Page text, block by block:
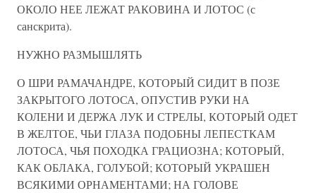
ОКОЛО НЕЕ ЛЕЖАТ РАКОВИНА И ЛОТОС (с
санскрита).
НУЖНО РАЗМЫШЛЯТЬ
О ШРИ РАМАЧАНДРЕ, КОТОРЫЙ СИДИТ В ПОЗЕ
ЗАКРЫТОГО ЛОТОСА, ОПУСТИВ РУКИ НА
КОЛЕНИ И ДЕРЖА ЛУК И СТРЕЛЫ, КОТОРЫЙ ОДЕТ
В ЖЕЛТОЕ, ЧЬИ ГЛАЗА ПОДОБНЫ ЛЕПЕСТКАМ
ЛОТОСА, ЧЬЯ ПОХОДКА ГРАЦИОЗНА; КОТОРЫЙ,
КАК ОБЛАКА, ГОЛУБОЙ; КОТОРЫЙ УКРАШЕН
ВСЯКИМИ ОРНАМЕНТАМИ; НА ГОЛОВЕ